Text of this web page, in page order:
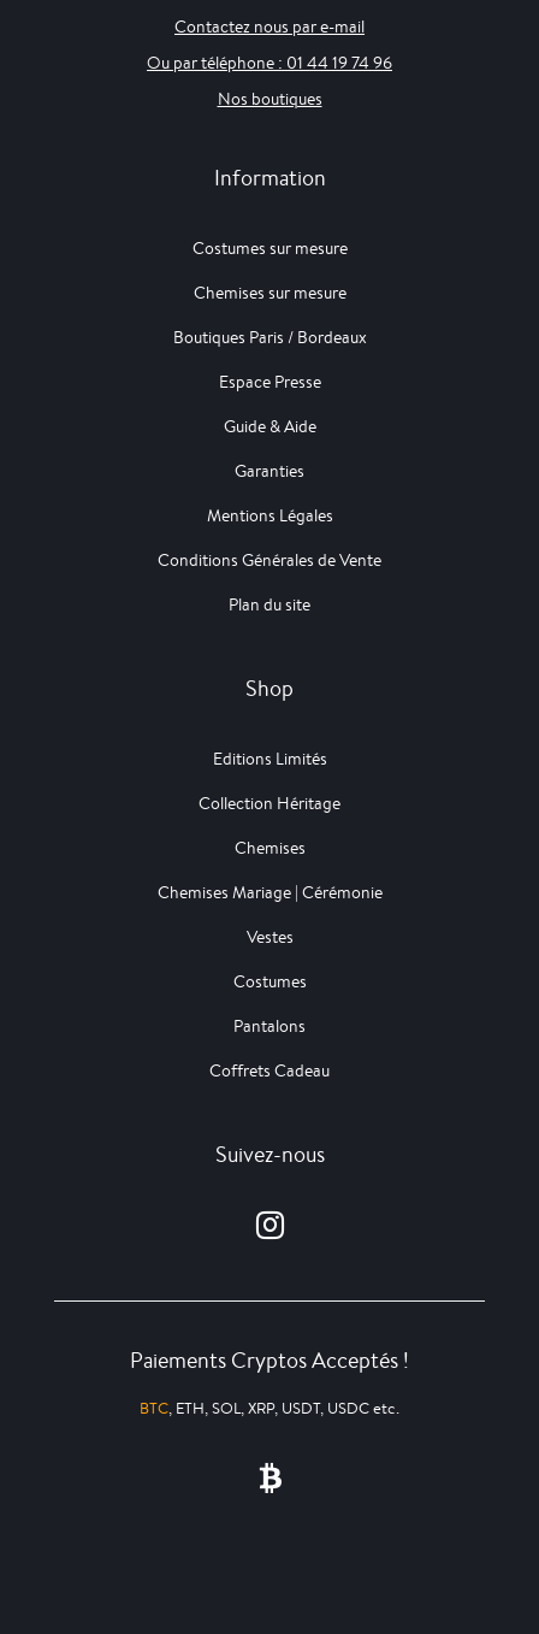
Contactez nous par e-mail
Ou par téléphone : 01 44 19 74 96
Nos boutiques
Information
Costumes sur mesure
Chemises sur mesure
Boutiques Paris / Bordeaux
Espace Presse
Guide & Aide
Garanties
Mentions Légales
Conditions Générales de Vente
Plan du site
Shop
Editions Limités
Collection Héritage
Chemises
Chemises Mariage | Cérémonie
Vestes
Costumes
Pantalons
Coffrets Cadeau
Suivez-nous
Paiements Cryptos Acceptés !
BTC, ETH, SOL, XRP, USDT, USDC etc.